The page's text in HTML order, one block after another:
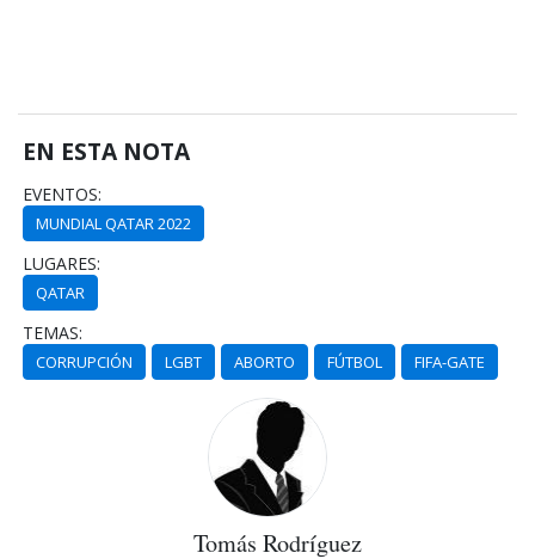
EN ESTA NOTA
EVENTOS:
MUNDIAL QATAR 2022
LUGARES:
QATAR
TEMAS:
CORRUPCIÓN LGBT ABORTO FÚTBOL FIFA-GATE
Tomás Rodríguez